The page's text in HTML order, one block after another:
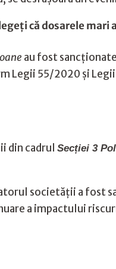
că dosarele
au fost
Legii 55/2020 și
din cadrul Secției 3
societății a fost
a impactului